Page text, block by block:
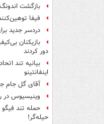
بازگشت
فیفا
دردسر جدید
بازیکنان
دور کردند
بیانیه تند
اینفانتینو
آقای گل جام
وینیسیوس در
حمله تند فیگو
حیله‌گر!